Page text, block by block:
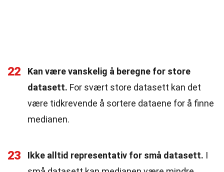
22
Kan være vanskelig å beregne for store
datasett. For svært store datasett kan det
være tidkrevende å sortere dataene for å finne
medianen.
23 Ikke alltid representativ for små datasett. I